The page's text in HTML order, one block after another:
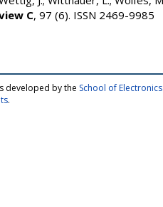
C, 97 (6). ISSN 2469-9985
developed by the School of
.